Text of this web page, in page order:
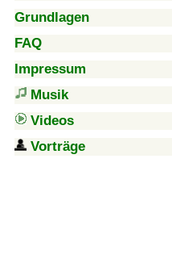
Grundlagen
FAQ
Impressum
Musik
Videos
Vorträge